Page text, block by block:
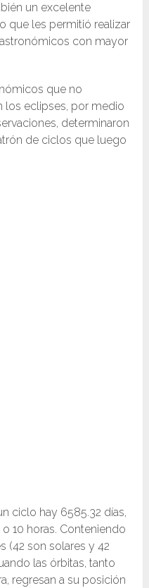
un excelente
que les permitió realizar
con mayor
que no
los eclipses, por medio
determinaron
de ciclos que luego
ciclo hay 6585.32 días,
10 horas. Conteniendo
(42 son solares y 42
las órbitas, tanto
regresan a su posición